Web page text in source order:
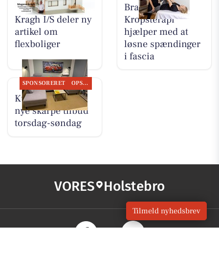
BoligOne Mogens
Kragh I/S deler ny
artikel om
flexboliger
Brandsborgs
Kropsterapi
hjælper med at
løsne spændinger
i fascia
SPONSORERET OPSLAGSTAVLEN
Kumo Outlet har
nye skarpe tilbud
torsdag-søndag
VORES Holstebro
Tilmeld nyhedsbrev